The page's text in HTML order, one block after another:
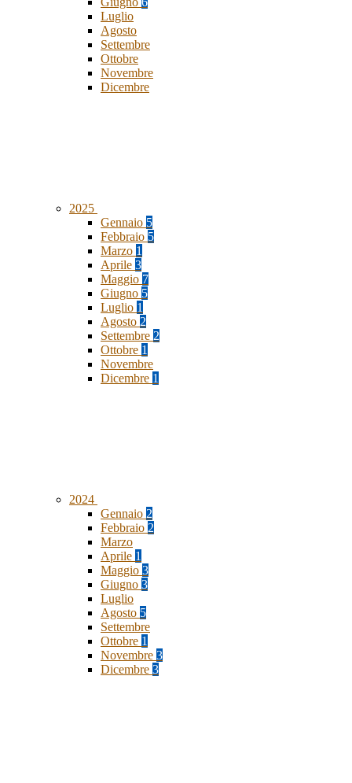
Luglio
Agosto
Settembre
Ottobre
Novembre
Dicembre
2025
Gennaio 5
Febbraio 5
Marzo 1
Aprile 3
Maggio 7
Giugno 5
Luglio 1
Agosto 2
Settembre 2
Ottobre 1
Novembre
Dicembre 1
2024
Gennaio 2
Febbraio 2
Marzo
Aprile 1
Maggio 3
Giugno 3
Luglio
Agosto 5
Settembre
Ottobre 1
Novembre 3
Dicembre 3